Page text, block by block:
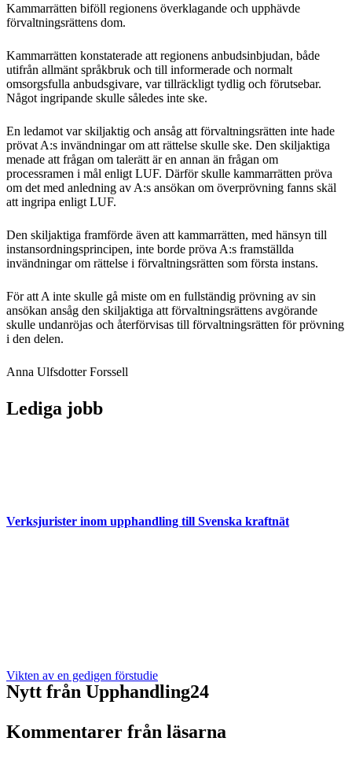
Kammarrätten biföll regionens överklagande och upphävde
förvaltningsrättens dom.
Kammarrätten konstaterade att regionens anbudsinbjudan, både
utifrån allmänt språkbruk och till informerade och normalt
omsorgsfulla anbudsgivare, var tillräckligt tydlig och förutsebar.
Något ingripande skulle således inte ske.
En ledamot var skiljaktig och ansåg att förvaltningsrätten inte hade
prövat A:s invändningar om att rättelse skulle ske. Den skiljaktiga
menade att frågan om talerätt är en annan än frågan om
processramen i mål enligt LUF. Därför skulle kammarrätten pröva
om det med anledning av A:s ansökan om överprövning fanns skäl
att ingripa enligt LUF.
Den skiljaktiga framförde även att kammarrätten, med hänsyn till
instansordningsprincipen, inte borde pröva A:s framställda
invändningar om rättelse i förvaltningsrätten som första instans.
För att A inte skulle gå miste om en fullständig prövning av sin
ansökan ansåg den skiljaktiga att förvaltningsrättens avgörande
skulle undanröjas och återförvisas till förvaltningsrätten för prövning
i den delen.
Anna Ulfsdotter Forssell
Lediga jobb
Verksjurister inom upphandling till Svenska kraftnät
Vikten av en gedigen förstudie
Nytt från Upphandling24
Kommentarer från läsarna